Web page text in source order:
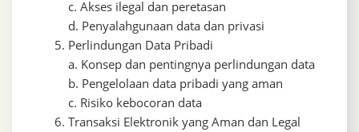
c. Akses ilegal dan peretasan
d. Penyalahgunaan data dan privasi
Perlindungan Data Pribadi
a. Konsep dan pentingnya perlindungan data
b. Pengelolaan data pribadi yang aman
c. Risiko kebocoran data
Transaksi Elektronik yang Aman dan Legal